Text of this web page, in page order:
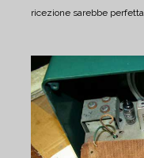
ricezione sarebbe perfetta.